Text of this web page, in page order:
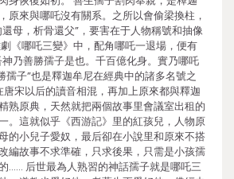
原來與哪吒沒有關系。之所以會偷梁換柱，
母，析骨還父”，要害在于人物稱號和抽像
《哪吒三變》中，配角哪吒一退場，便有
乃善勝孺子是也。千百億化身。實乃哪吒
孺子”也是釋迦牟尼在經典中的諸多名號之
唐宋以后的讀音相混，再加上原來都與釋迦
熟原典，天然就把兩個故事里會議室出租的
。這就似乎《西游記》里的紅孩兒，人物原
的小兒子愛奴，最后卻在小說里和原來不搭
編故事不求準確，只求後果，只需是小孩孺
…… 后世最為人熟習的神話孺子就是哪吒三